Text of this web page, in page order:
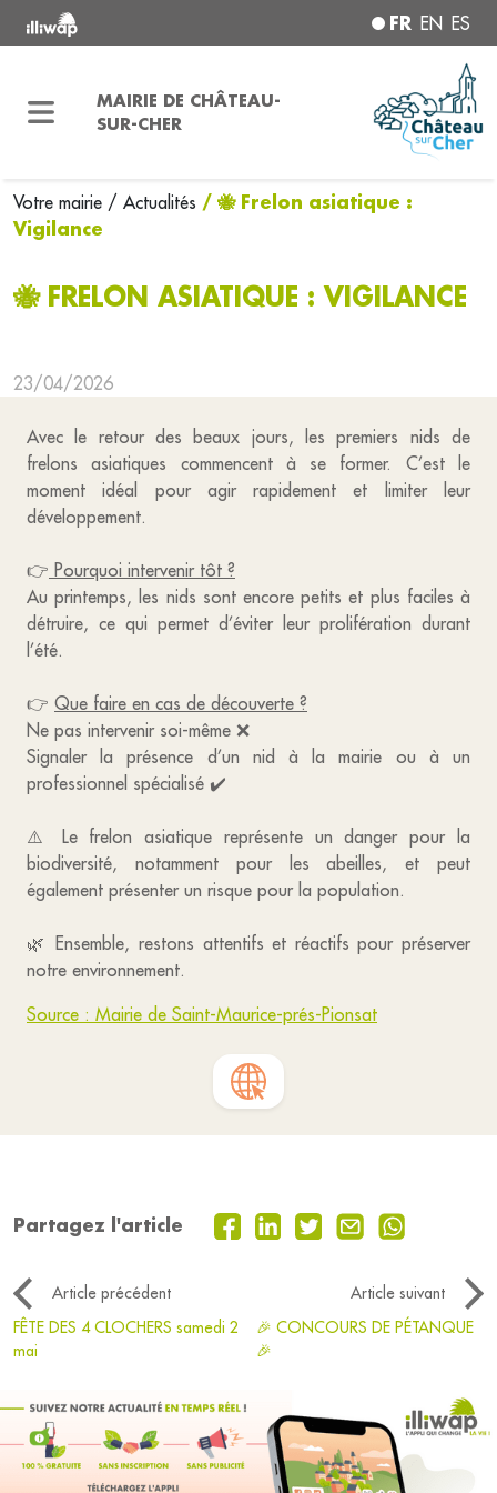
FR EN ES
MAIRIE DE CHÂTEAU-
SUR-CHER
Votre mairie / Actualités / 🐝 Frelon asiatique :
Vigilance
🐝 FRELON ASIATIQUE : VIGILANCE
23/04/2026
Avec le retour des beaux jours, les premiers nids de
frelons asiatiques commencent à se former. C’est le
moment idéal pour agir rapidement et limiter leur
développement.
👉 Pourquoi intervenir tôt ?
Au printemps, les nids sont encore petits et plus faciles à
détruire, ce qui permet d’éviter leur prolifération durant
l’été.
👉 Que faire en cas de découverte ?
Ne pas intervenir soi-même ❌
Signaler la présence d’un nid à la mairie ou à un
professionnel spécialisé ✔️
⚠️ Le frelon asiatique représente un danger pour la
biodiversité, notamment pour les abeilles, et peut
également présenter un risque pour la population.
🌿 Ensemble, restons attentifs et réactifs pour préserver
notre environnement.
Source : Mairie de Saint-Maurice-prés-Pionsat
Partagez l'article
Article précédent
Article suivant
FÊTE DES 4 CLOCHERS samedi 2
mai
🎉 CONCOURS DE PÉTANQUE
🎉